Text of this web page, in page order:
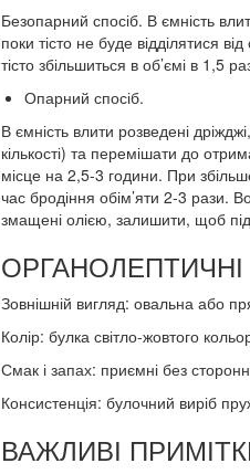
Безопарний спосіб. В ємність
поки тісто не буде відділятися
тісто збільшиться в об’ємі в 1,5
Опарний спосіб.
В ємність влити розведені
кількості) та перемішати до
місце на 2,5-3 години. При
час бродіння обім’яти 2-3 рази.
змащені олією, залишити, щоб
Зовнішній вигляд: овальна або
Колір: булка світло-жовтого
Смак і запах: приємні без
Консистенція: булочний виріб
ВАЖЛИВІ